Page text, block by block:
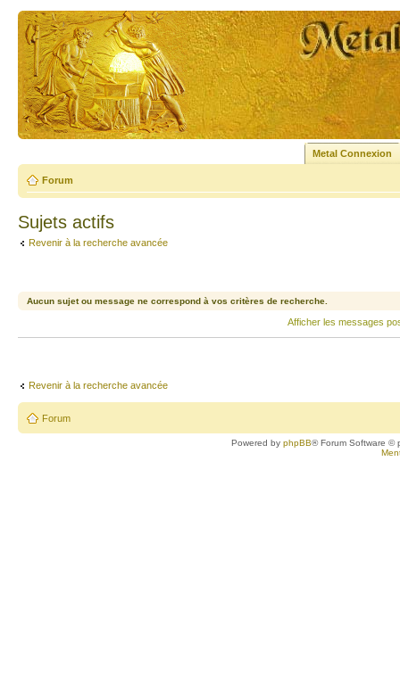
Metal Connexion
Forum
Sujets actifs
Revenir à la recherche avancée
Aucun sujet ou message ne correspond à vos critères de recherche.
Afficher les messages
Revenir à la recherche avancée
Forum
Powered byphpBB® Forum Software ©